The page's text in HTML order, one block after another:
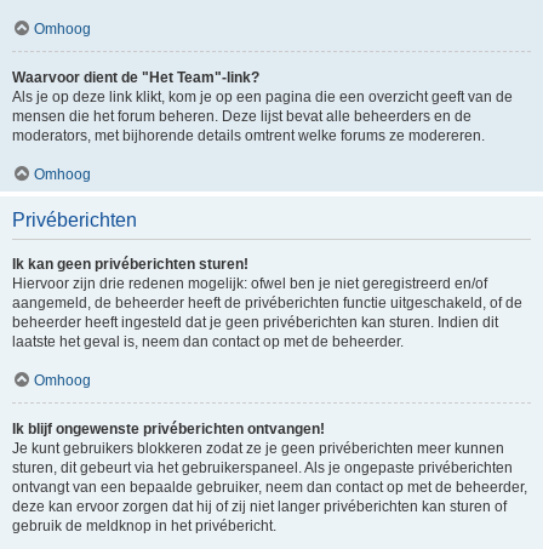
Omhoog
Waarvoor dient de "Het Team"-link?
Als je op deze link klikt, kom je op een pagina die een overzicht geeft van de
mensen die het forum beheren. Deze lijst bevat alle beheerders en de
moderators, met bijhorende details omtrent welke forums ze modereren.
Omhoog
Privéberichten
Ik kan geen privéberichten sturen!
Hiervoor zijn drie redenen mogelijk: ofwel ben je niet geregistreerd en/of
aangemeld, de beheerder heeft de privéberichten functie uitgeschakeld, of de
beheerder heeft ingesteld dat je geen privéberichten kan sturen. Indien dit
laatste het geval is, neem dan contact op met de beheerder.
Omhoog
Ik blijf ongewenste privéberichten ontvangen!
Je kunt gebruikers blokkeren zodat ze je geen privéberichten meer kunnen
sturen, dit gebeurt via het gebruikerspaneel. Als je ongepaste privéberichten
ontvangt van een bepaalde gebruiker, neem dan contact op met de beheerder,
deze kan ervoor zorgen dat hij of zij niet langer privéberichten kan sturen of
gebruik de meldknop in het privébericht.